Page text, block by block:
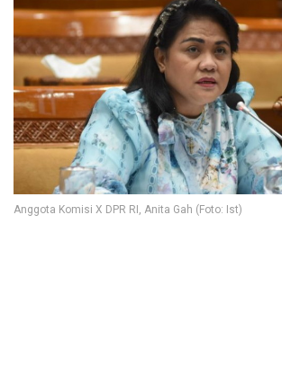
Anggota Komisi X DPR RI, Anita Gah (Foto: Ist)